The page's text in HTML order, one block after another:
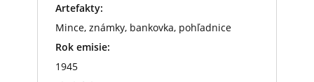
Artefakty:
Mince, známky, bankovka, pohľadnice
Rok emisie:
1945